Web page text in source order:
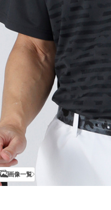
画像一覧